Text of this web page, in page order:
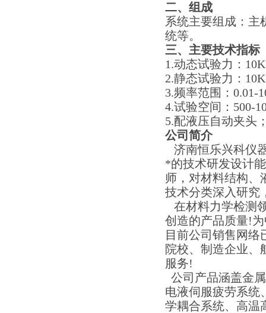
二、组成
系统主要组成：主
统等。
三、主要技术指标
1.动态试验力：
2.静态试验力：
3.频率范围：0.01-
4.试验空间：500-
5.配液压自动夹头
公司简介
济南恒乐兴科仪
*的技术研发设计
师，对材料结构、
技术分类深入研究
在材料力学检测
创造的产品质量!
目前公司销售网络
院校、制造企业、
服务!
公司产品涵盖金
电液伺服疲劳系统
学耦合系统、高温